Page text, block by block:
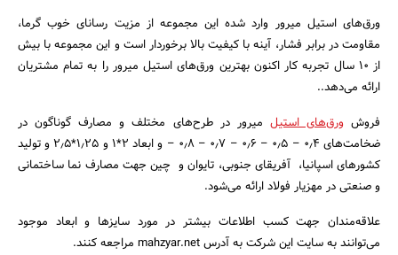
ورق‌های استیل میرور وارد شده این مجموعه از مزیت رسانای خوب گرما،
مقاومت در برابر فشار، آینه با کیفیت بالا برخوردار است و این مجموعه با بیش
از ۱۰ سال تجربه کار اکنون بهترین ورق‌های استیل میرور را به تمام مشتریان
ارائه می‌دهد..
فروش ورق‌های استیل میرور در طرح‌های مختلف و مصارف گوناگون در
ضخامت‌های ۰٫۴ – ۰٫۵ – ۰٫۶ – ۰٫۷ – ۰٫۸ – و ابعاد ۲*۱ و ۱٫۲۵*۲٫۵ و تولید
کشورهای اسپانیا، آفریقای جنوبی، تایوان و چین جهت مصارف نما ساختمانی
و صنعتی در مهزیار فولاد ارائه می‌شود.
علاقه‌مندان جهت کسب اطلاعات بیشتر در مورد سایزها و ابعاد موجود
می‌توانند به سایت این شرکت به آدرس mahzyar.net مراجعه کنند.